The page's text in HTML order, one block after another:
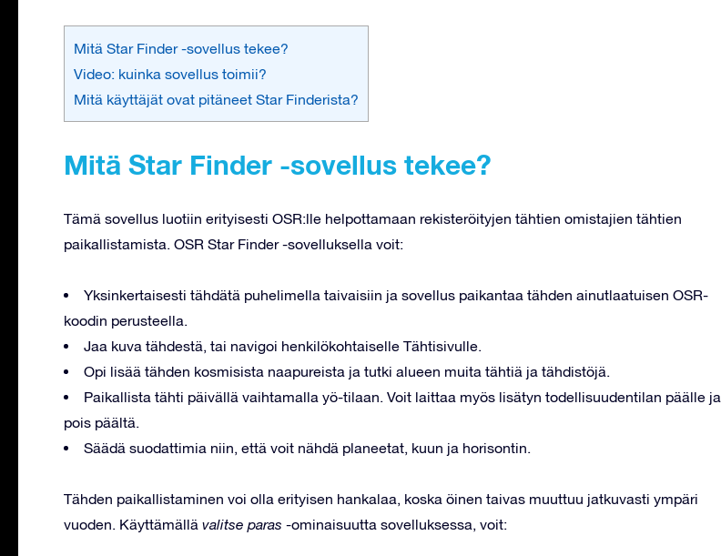
Mitä Star Finder -sovellus tekee?
Video: kuinka sovellus toimii?
Mitä käyttäjät ovat pitäneet Star Finderista?
Mitä Star Finder -sovellus tekee?
Tämä sovellus luotiin erityisesti OSR:lle helpottamaan rekisteröityjen tähtien omistajien tähtien
paikallistamista. OSR Star Finder -sovelluksella voit:
Yksinkertaisesti tähdätä puhelimella taivaisiin ja sovellus paikantaa tähden ainutlaatuisen OSR-
koodin perusteella.
Jaa kuva tähdestä, tai navigoi henkilökohtaiselle Tähtisivulle.
Opi lisää tähden kosmisista naapureista ja tutki alueen muita tähtiä ja tähdistöjä.
Paikallista tähti päivällä vaihtamalla yö-tilaan. Voit laittaa myös lisätyn todellisuudentilan päälle ja
pois päältä.
Säädä suodattimia niin, että voit nähdä planeetat, kuun ja horisontin.
Tähden paikallistaminen voi olla erityisen hankalaa, koska öinen taivas muuttuu jatkuvasti ympäri
vuoden. Käyttämällä valitse paras -ominaisuutta sovelluksessa, voit: